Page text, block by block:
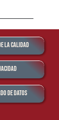
la Calidad
de Datos